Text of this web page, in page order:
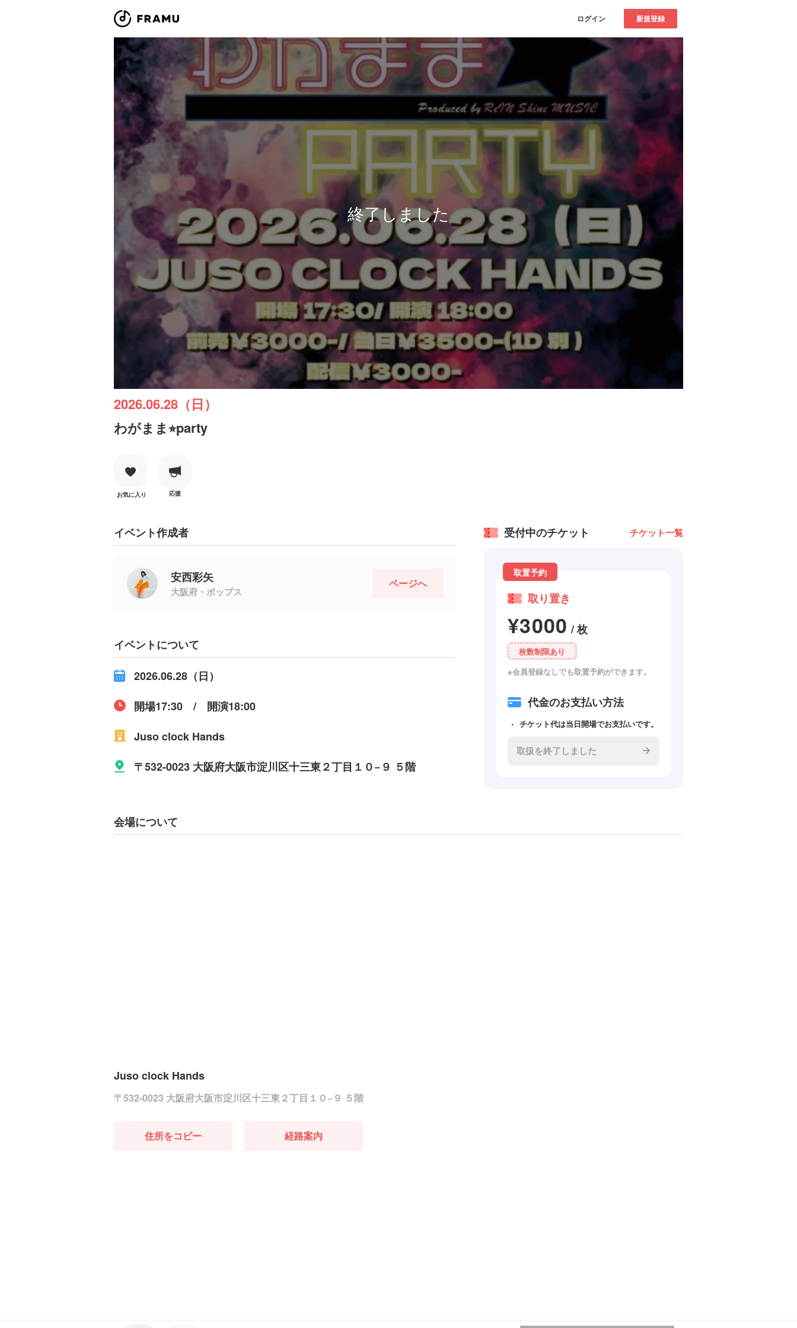
ログイン 新規登録
終了しました
2026.06.28（日）
わがまま⭐︎party
お気に入り 応援
イベント作成者
安西彩矢
大阪府・ポップス
ページへ
イベントについて
2026.06.28（日）
開場17:30 / 開演18:00
Juso clock Hands
〒532-0023 大阪府大阪市淀川区十三東２丁目１０−９ ５階
受付中のチケット チケット一覧
取置予約
取り置き
¥3000 / 枚
枚数制限あり
※会員登録なしでも取置予約ができます。
代金のお支払い方法
チケット代は当日開場でお支払いです。
取扱を終了しました
会場について
Juso clock Hands
〒532-0023 大阪府大阪市淀川区十三東２丁目１０−９ ５階
住所をコピー 経路案内